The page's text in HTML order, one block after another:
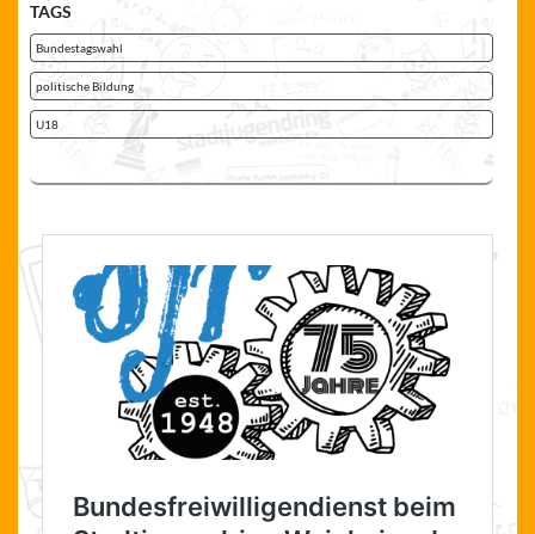
TAGS
Bundestagswahl
politische Bildung
U18